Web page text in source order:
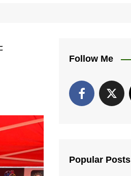
Follow Me
Popular Posts